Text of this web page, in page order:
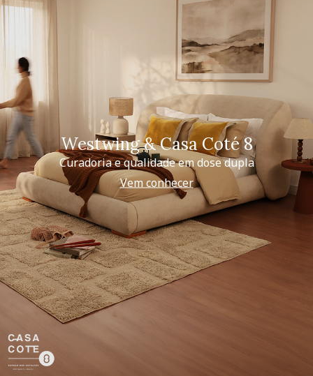
Westwing & Casa Coté 8
Curadoria e qualidade em dose dupla
Vem conhecer